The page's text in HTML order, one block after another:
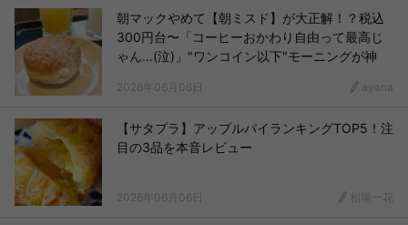
朝マックやめて【朝ミスド】が大正解！？税込
300円台〜「コーヒーおかわり自由って最高じ
ゃん…(泣)」"ワンコイン以下"モーニングが神
2026年06月06日 ayana
【サタプラ】アップルパイランキングTOP5！注
目の3品を本音レビュー
2026年06月06日 相場一花